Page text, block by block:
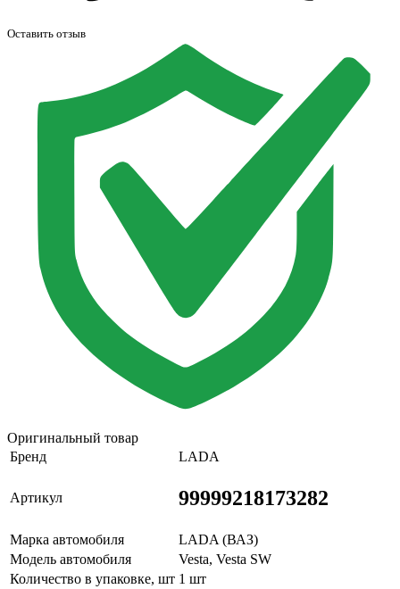
Оставить отзыв
Оригинальный товар
Бренд
LADA
Артикул 99999218173282
Марка автомобиля
LADA (ВАЗ)
Модель автомобиля
Vesta, Vesta SW
Количество в упаковке, шт 1 шт